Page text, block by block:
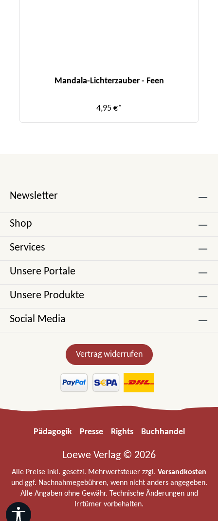
Mandala-Lichterzauber - Feen
4,95 €*
Newsletter
Shop
Services
Unsere Portale
Unsere Produkte
Social Media
Vertrag widerrufen
Pädagogik Presse Rights Buchhandel
Loewe Verlag © 2026
Alle Preise inkl. gesetzl. Mehrwertsteuer zzgl. Versandkosten
und ggf. Nachnahmegebühren, wenn nicht anders angegeben.
Alle Angaben ohne Gewähr. Technische Änderungen und
Irrtümer vorbehalten.
Werkzeugleiste anzeigen